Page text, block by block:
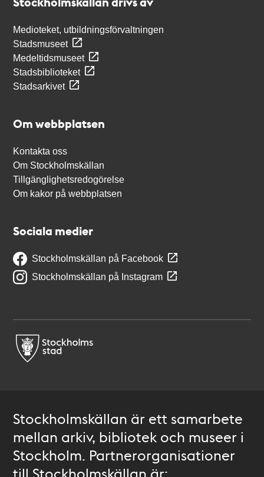
Medioteket, utbildningsförvaltningen
Stadsmuseet
Medeltidsmuseet
Stadsbiblioteket
Stadsarkivet
Om webbplatsen
Kontakta oss
Om Stockholmskällan
Tillgänglighetsredogörelse
Om kakor på webbplatsen
Sociala medier
Stockholmskällan på Facebook
Stockholmskällan på Instagram
Stockholmskällan är ett samarbete
mellan arkiv, bibliotek och museer i
Stockholm. Partnerorganisationer
till Stockholmskällan är: